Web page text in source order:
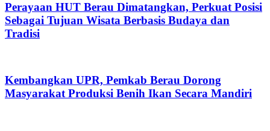
Perayaan HUT Berau Dimatangkan, Perkuat Posisi
Sebagai Tujuan Wisata Berbasis Budaya dan
Tradisi
Kembangkan UPR, Pemkab Berau Dorong
Masyarakat Produksi Benih Ikan Secara Mandiri